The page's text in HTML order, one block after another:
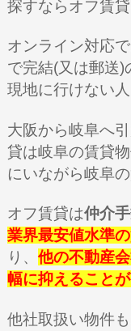
探すならオフ賃
オンライン対応
で完結(又は郵送)
現地に行けない
大阪から岐阜へ
貸は岐阜の賃貸
にいながら岐阜
オフ賃貸は仲介
業界最安値水準
り、 他の不動産
幅に抑えること
他社取扱い物件